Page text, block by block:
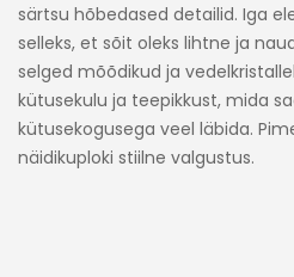
särtsu hõbedased detailid. Iga
selleks, et sõit oleks lihtne ja
selged mõõdikud ja
kütusekulu ja teepikkust, mida
kütusekogusega veel läbida.
näidikuploki stiilne valgustus.